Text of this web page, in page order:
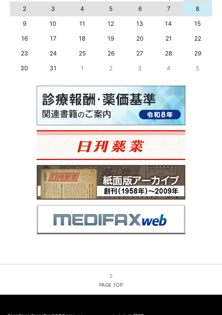
2
3 4 5 6 7
8
9
10 11 12 13 14
15
16
17 18 19 20 21
22
23
24 25 26 27 28
29
30
31 1 2 3 4 5
PAGE TOP